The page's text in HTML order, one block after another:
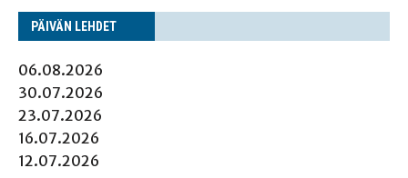
PÄI­VÄN LEHDET
06.08.2026
30.07.2026
23.07.2026
16.07.2026
12.07.2026